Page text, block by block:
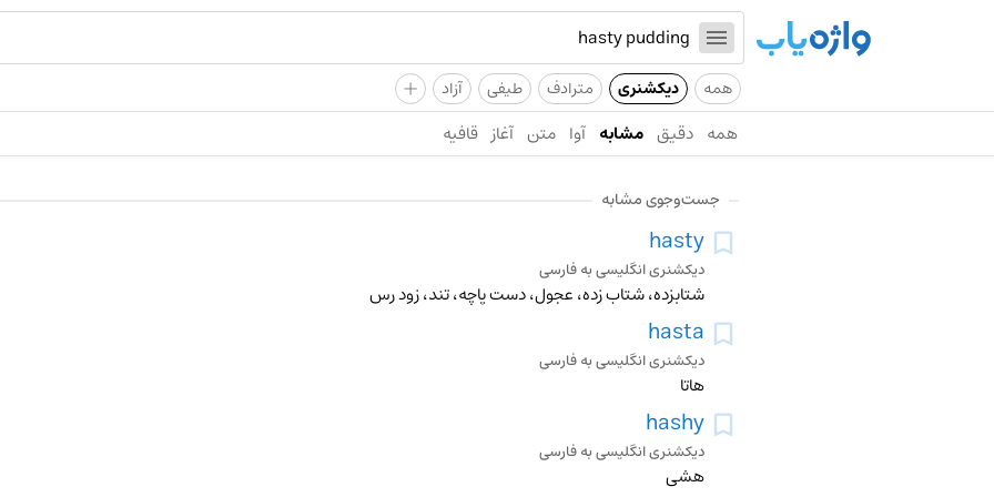
همه دیکشنری مترادف طیفی آزاد +
همه دقیق مشابه آوا متن آغاز قافیه
جست‌وجوی مشابه
hasty
دیکشنری انگلیسی به فارسی
شتابزده، شتاب زده، عجول، دست پاچه، تند، زود رس
hasta
دیکشنری انگلیسی به فارسی
هاتا
hashy
دیکشنری انگلیسی به فارسی
هشي